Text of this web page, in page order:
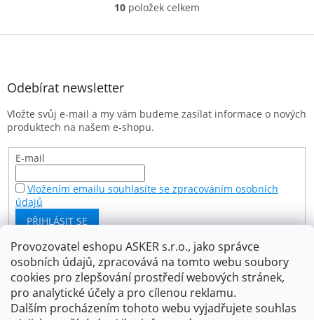
Provozovatel eshopu ASKER s.r.o., jako správce
osobních údajů, zpracovává na tomto webu soubory
cookies pro zlepšování prostředí webových stránek,
pro analytické účely a pro cílenou reklamu.
Dalším procházením tohoto webu vyjadřujete souhlas
O
l
í
p
v
v
ý
i
s
u
10 položek celkem
Z
Odebírat newsletter
Vložte svůj e-mail a my vám budeme zasílat informace o nových
produktech na našem e-shopu.
E-mail
Vložením emailu souhlasíte se zpracováním osobních
údajů
PŘIHLÁSIT SE
Facebook